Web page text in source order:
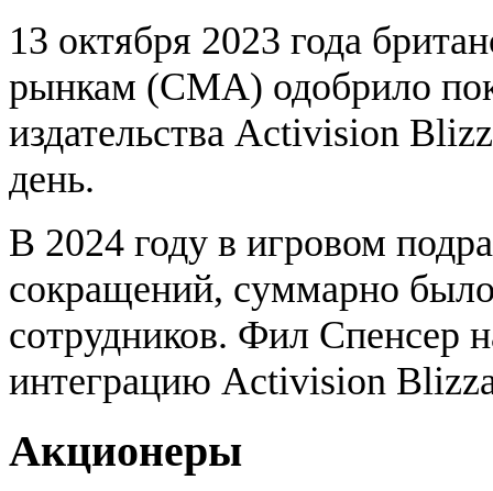
13 октября 2023 года
рынкам (CMA) одобрило
издательства Activision
день.
В 2024 году в игровом
сокращений, суммарно
сотрудников. Фил Спенсер
интеграцию Activision
Акционеры